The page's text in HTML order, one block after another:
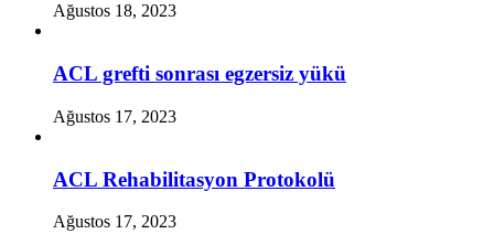
Ağustos 18, 2023
ACL grefti sonrası egzersiz yükü
Ağustos 17, 2023
ACL Rehabilitasyon Protokolü
Ağustos 17, 2023